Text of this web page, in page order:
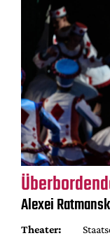
Alexei
Theater: